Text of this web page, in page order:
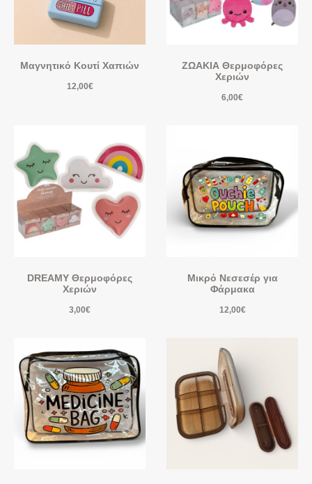
Μαγνητικό Κουτί Χαπιών
12,00€
ΖΩΑΚΙΑ Θερμοφόρες
Χεριών
6,00€
DREAMY Θερμοφόρες
Χεριών
3,00€
Μικρό Νεσεσέρ για
Φάρμακα
12,00€